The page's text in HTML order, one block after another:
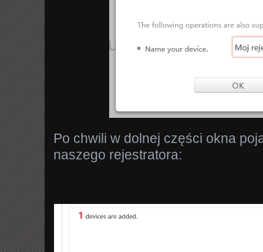
Po chwili w dolnej części okna
naszego rejestratora: